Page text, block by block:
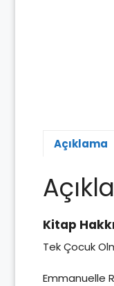
Açıklama
Kitap
Tek Çocuk
Emmanuelle